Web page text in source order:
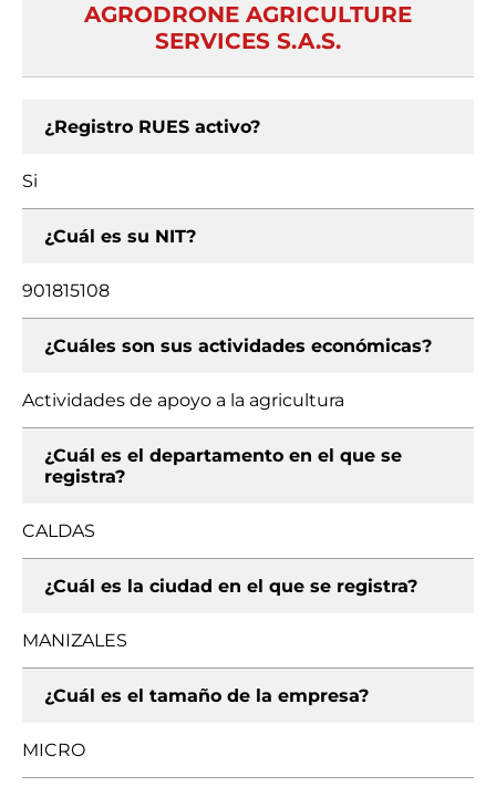
AGRODRONE AGRICULTURE
SERVICES S.A.S.
¿Registro RUES activo?
Si
¿Cuál es su NIT?
901815108
¿Cuáles son sus actividades económicas?
Actividades de apoyo a la agricultura
¿Cuál es el departamento en el que se
registra?
CALDAS
¿Cuál es la ciudad en el que se registra?
MANIZALES
¿Cuál es el tamaño de la empresa?
MICRO